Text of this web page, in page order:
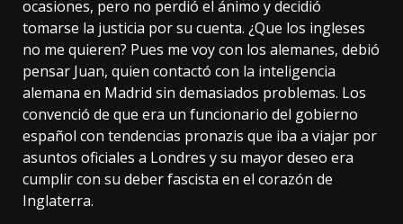
ocasiones, pero no perdió el ánimo y decidió
tomarse la justicia por su cuenta. ¿Que los ingleses
no me quieren? Pues me voy con los alemanes, debió
pensar Juan, quien contactó con la inteligencia
alemana en Madrid sin demasiados problemas. Los
convenció de que era un funcionario del gobierno
español con tendencias pronazis que iba a viajar por
asuntos oficiales a Londres y su mayor deseo era
cumplir con su deber fascista en el corazón de
Inglaterra.